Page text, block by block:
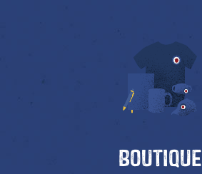
Boutique